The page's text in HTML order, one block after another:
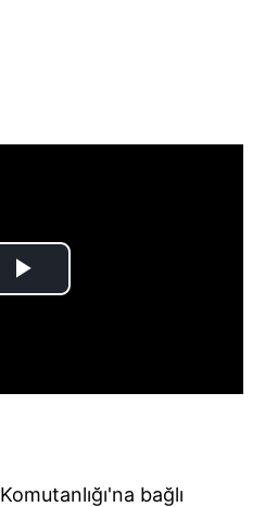
Komutanlığı'na bağlı